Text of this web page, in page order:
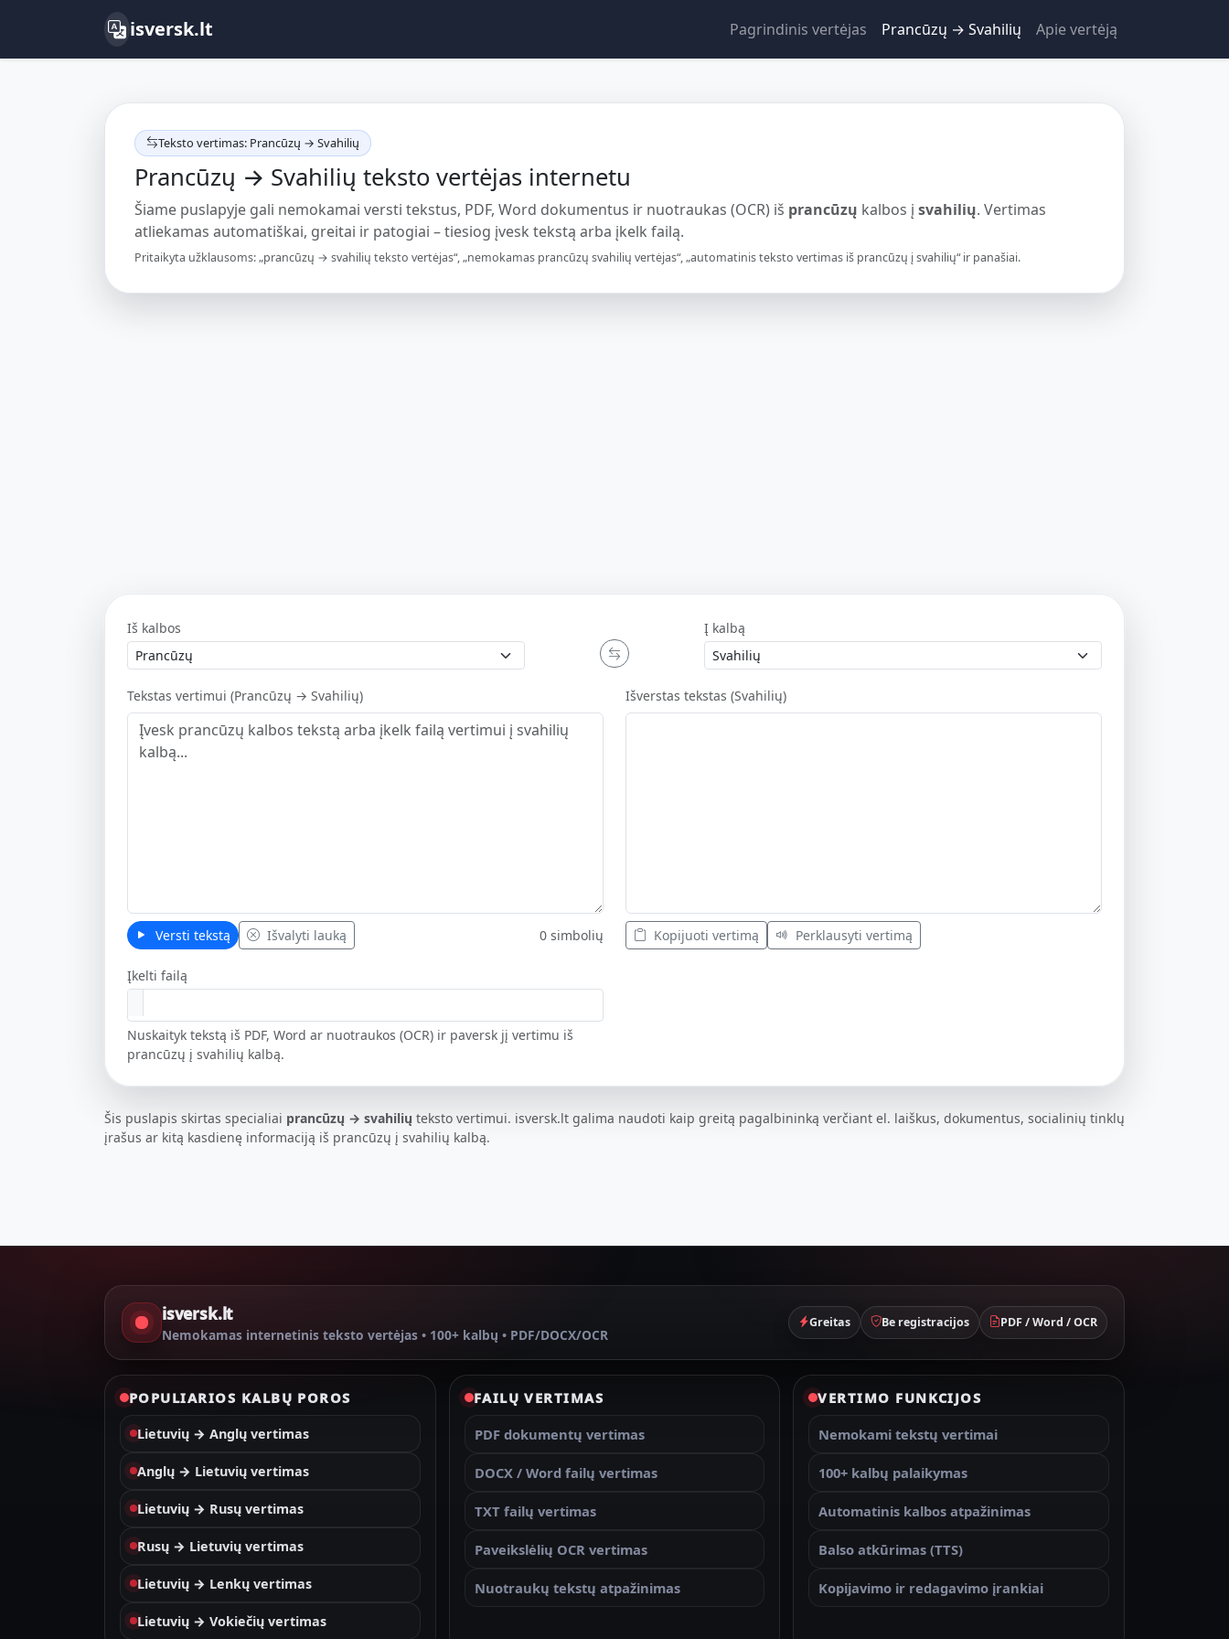
isversk.lt Pagrindinis vertėjas Prancūzų → Svahilių Apie vertėją
Teksto vertimas: Prancūzų → Svahilių
Prancūzų → Svahilių teksto vertėjas internetu
Šiame puslapyje gali nemokamai versti tekstus, PDF, Word dokumentus ir nuotraukas (OCR) iš prancūzų kalbos į svahilių. Vertimas
atliekamas automatiškai, greitai ir patogiai – tiesiog įvesk tekstą arba įkelk failą.
Pritaikyta užklausoms: „prancūzų → svahilių teksto vertėjas“, „nemokamas prancūzų svahilių vertėjas“, „automatinis teksto vertimas iš prancūzų į svahilių“ ir panašiai.
Iš kalbos Į kalbą
Tekstas vertimui (Prancūzų → Svahilių)
Versti tekstą Išvalyti lauką 0 simbolių
Įkelti failą
Nuskaityk tekstą iš PDF, Word ar nuotraukos (OCR) ir paversk jį vertimu iš
prancūzų į svahilių kalbą.
Išverstas tekstas (Svahilių)
Kopijuoti vertimą Perklausyti vertimą
Šis puslapis skirtas specialiai prancūzų → svahilių teksto vertimui. isversk.lt galima naudoti kaip greitą pagalbininką verčiant el. laiškus, dokumentus, socialinių tinklų
įrašus ar kitą kasdienę informaciją iš prancūzų į svahilių kalbą.
isversk.lt
Nemokamas internetinis teksto vertėjas • 100+ kalbų • PDF/DOCX/OCR
Greitas Be registracijos PDF / Word / OCR
POPULIARIOS KALBŲ POROS
Lietuvių → Anglų vertimas
Anglų → Lietuvių vertimas
Lietuvių → Rusų vertimas
Rusų → Lietuvių vertimas
Lietuvių → Lenkų vertimas
Lietuvių → Vokiečių vertimas
FAILŲ VERTIMAS
PDF dokumentų vertimas
DOCX / Word failų vertimas
TXT failų vertimas
Paveikslėlių OCR vertimas
Nuotraukų tekstų atpažinimas
VERTIMO FUNKCIJOS
Nemokami tekstų vertimai
100+ kalbų palaikymas
Automatinis kalbos atpažinimas
Balso atkūrimas (TTS)
Kopijavimo ir redagavimo įrankiai